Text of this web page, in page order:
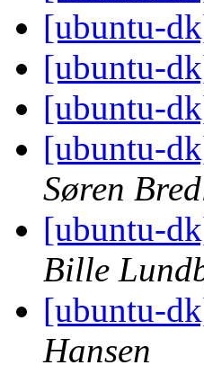
[ubuntu-
[ubuntu-
[ubuntu-
[ubuntu-
Søren
[ubuntu-
Bille
[ubuntu-
Hansen